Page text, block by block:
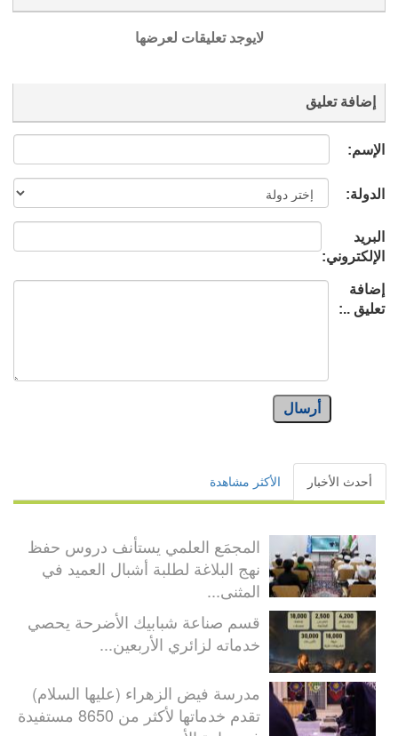
لايوجد تعليقات لعرضها
إضافة تعليق
الإسم:
الدولة:
البريد
الإلكتروني:
إضافة
تعليق ..:
أرسال
أحدث الأخبار الأكثر مشاهدة
المجمَع العلمي يستأنف دروس حفظ
نهج البلاغة لطلبة أشبال العميد في
المثنى...
قسم صناعة شبابيك الأضرحة يحصي
خدماته لزائري الأربعين...
مدرسة فيض الزهراء (عليها السلام)
تقدم خدماتها لأكثر من 8650 مستفيدة